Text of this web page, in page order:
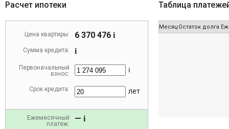
Расчет ипотеки
Цена квартиры: 6 370 476 i
Сумма кредита: i
Первоначальный
взнос:
i
Срок кредита: лет
Ежемесячный
платеж:
— i
Таблица
Месяц Остаток долга